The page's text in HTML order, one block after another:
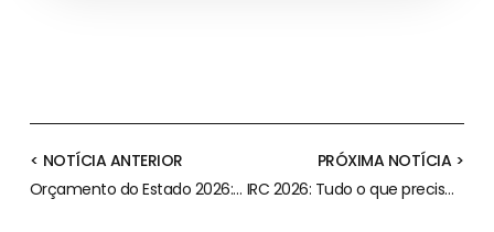
< NOTÍCIA ANTERIOR
Orçamento do Estado 2026: Análise da OCC às Medidas Fiscais
PRÓXIMA NOTÍCIA >
IRC 2026: Tudo o que precisa de saber sobre as novas alterações